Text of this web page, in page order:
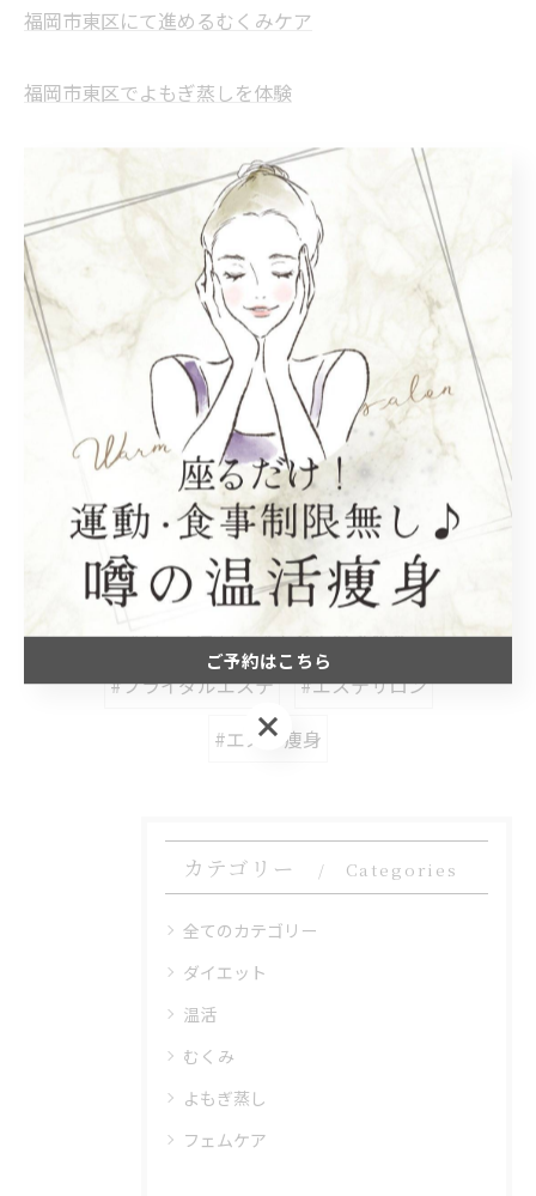
福岡市東区にて進めるむくみケア
福岡市東区でよもぎ蒸しを体験
福岡市東区のフェムケアの特徴
--------------------------------------------------------------------
--
ダイエット 温活 むくみ よもぎ蒸し フェムケア
< 前のページ 一覧に戻る 次のページ >
関連タグ
#ハーブ蒸し
#エステ痩身効果
#ブライダルエステ
#エステサロン
#エステ痩身
カテゴリー Categories
全てのカテゴリー
ダイエット
温活
むくみ
よもぎ蒸し
フェムケア
ご予約はこちら
ご予約はこちら